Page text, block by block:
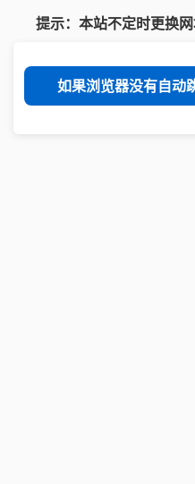
提示：本站不定时更换
如果浏览器没有自动